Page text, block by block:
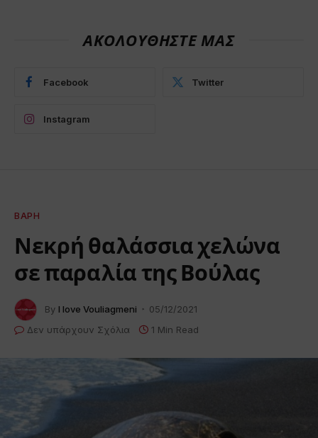
ΑΚΟΛΟΥΘΗΣΤΕ ΜΑΣ
Facebook Twitter
Instagram
ΒΆΡΗ
Νεκρή θαλάσσια χελώνα
σε παραλία της Βούλας
By I love Vouliagmeni
05/12/2021
Δεν υπάρχουν Σχόλια
1 Min Read